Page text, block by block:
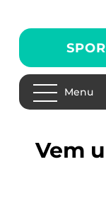
Menu
Vem uppfann skejting